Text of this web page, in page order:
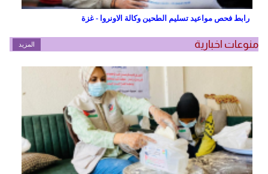
رابط فحص مواعيد تسليم الطحين وكالة الاونروا - غزة
منوعات اخبارية المزيد